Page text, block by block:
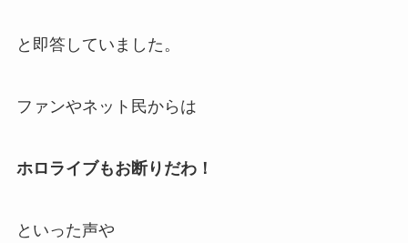
と即答していました。
ファンやネット民からは
ホロライブもお断りだわ！
といった声や